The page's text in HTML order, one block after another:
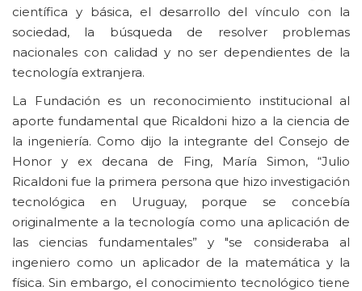
científica y básica, el desarrollo del vínculo con la
sociedad, la búsqueda de resolver problemas
nacionales con calidad y no ser dependientes de la
tecnología extranjera.
La Fundación es un reconocimiento institucional al
aporte fundamental que Ricaldoni hizo a la ciencia de
la ingeniería. Como dijo la integrante del Consejo de
Honor y ex decana de Fing, María Simon, “Julio
Ricaldoni fue la primera persona que hizo investigación
tecnológica en Uruguay, porque se concebía
originalmente a la tecnología como una aplicación de
las ciencias fundamentales” y "se consideraba al
ingeniero como un aplicador de la matemática y la
física. Sin embargo, el conocimiento tecnológico tiene